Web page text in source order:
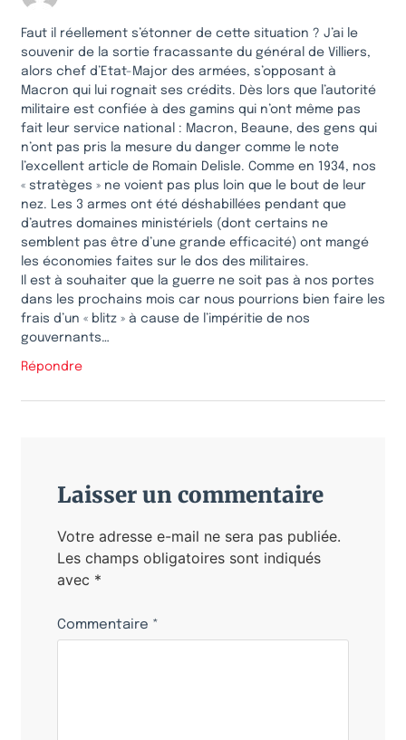
Faut il réellement s’étonner de cette situation ? J’ai le
souvenir de la sortie fracassante du général de Villiers,
alors chef d’Etat-Major des armées, s’opposant à
Macron qui lui rognait ses crédits. Dès lors que l’autorité
militaire est confiée à des gamins qui n’ont même pas
fait leur service national : Macron, Beaune, des gens qui
n’ont pas pris la mesure du danger comme le note
l’excellent article de Romain Delisle. Comme en 1934, nos
« stratèges » ne voient pas plus loin que le bout de leur
nez. Les 3 armes ont été déshabillées pendant que
d’autres domaines ministériels (dont certains ne
semblent pas être d’une grande efficacité) ont mangé
les économies faites sur le dos des militaires.
Il est à souhaiter que la guerre ne soit pas à nos portes
dans les prochains mois car nous pourrions bien faire les
frais d’un « blitz » à cause de l’impéritie de nos
gouvernants…
Répondre
Laisser un commentaire
Votre adresse e-mail ne sera pas publiée.
Les champs obligatoires sont indiqués
avec *
Commentaire *